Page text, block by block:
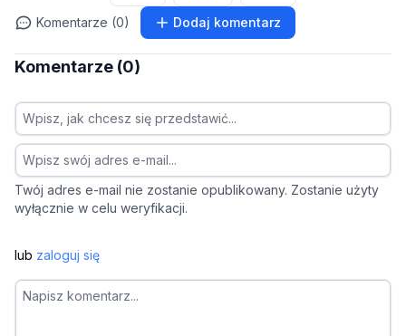
Komentarze (0) Dodaj komentarz
Komentarze (0)
Twój adres e-mail nie zostanie opublikowany. Zostanie użyty
wyłącznie w celu weryfikacji.
lub zaloguj się